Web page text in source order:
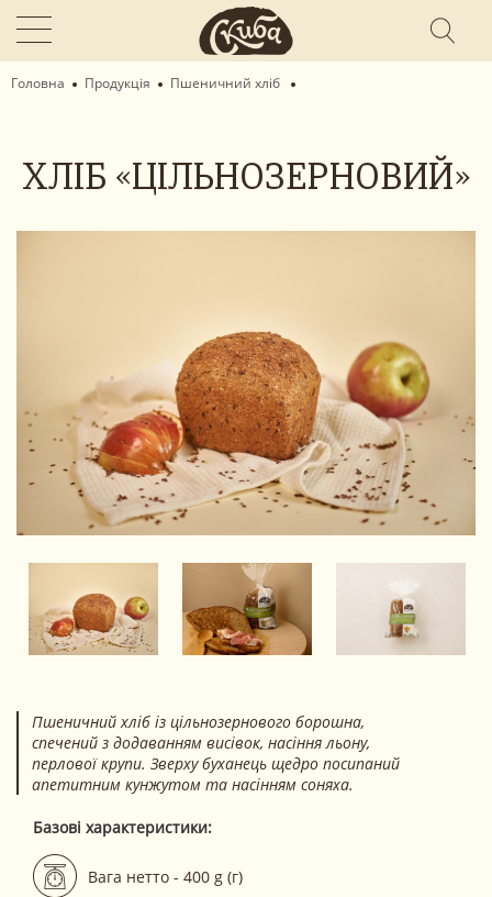
Головна Продукція Пшеничний хліб
ХЛІБ «ЦІЛЬНОЗЕРНОВИЙ»
Пшеничний хліб із цільнозернового борошна,
спечений з додаванням висівок, насіння льону,
перлової крупи. Зверху буханець щедро посипаний
апетитним кунжутом та насінням соняха.
Базові характеристики:
Вага нетто - 400 g (г)